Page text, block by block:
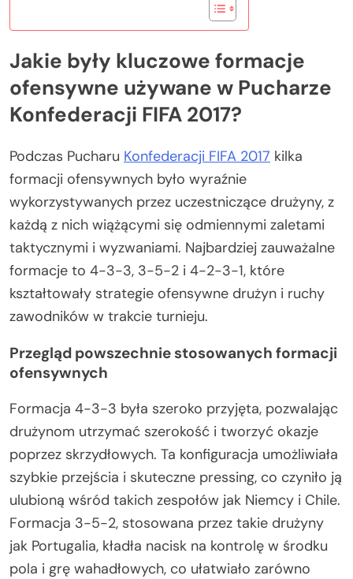
Jakie były kluczowe formacje
ofensywne używane w Pucharze
Konfederacji FIFA 2017?
Podczas Pucharu Konfederacji FIFA 2017 kilka
formacji ofensywnych było wyraźnie
wykorzystywanych przez uczestniczące drużyny, z
każdą z nich wiążącymi się odmiennymi zaletami
taktycznymi i wyzwaniami. Najbardziej zauważalne
formacje to 4-3-3, 3-5-2 i 4-2-3-1, które
kształtowały strategie ofensywne drużyn i ruchy
zawodników w trakcie turnieju.
Przegląd powszechnie stosowanych formacji
ofensywnych
Formacja 4-3-3 była szeroko przyjęta, pozwalając
drużynom utrzymać szerokość i tworzyć okazje
poprzez skrzydłowych. Ta konfiguracja umożliwiała
szybkie przejścia i skuteczne pressing, co czyniło ją
ulubioną wśród takich zespołów jak Niemcy i Chile.
Formacja 3-5-2, stosowana przez takie drużyny
jak Portugalia, kładła nacisk na kontrolę w środku
pola i grę wahadłowych, co ułatwiało zarówno